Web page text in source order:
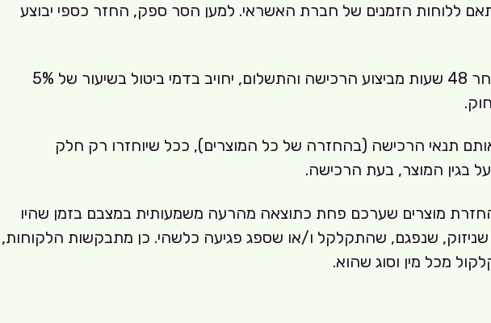
ללוחות הזמנים של חברת האשראי. למען הסר ספק, החזר כספי יבוצע
ביטול ההזמנה עד 48 שעות מביצוע הרכישה והתשלום, לא יחויב בדמי ביטול.ביטול ההזמנה לאחר 48 שעות מביצוע הרכישה והתשלום, יחויב בדמי ביטול בשיעור של 5%
3 ב- 100 ₪) ו/או בהטבות, יוחזרו על פי אותם תנאי הרכישה (בהחזרה של כל המוצרים), ככל שיוחזרו רק חלק
בגין המוצר, בעת הרכישה.
מוצרים שערכם פחת כתוצאה מהרעה משמעותית במצבם בזמן שהיו
שנפגם, שהתקלקל ו/או שספג פגיעה כלשהי. כן מתבקשות הלקוחות,
מכל מין וסוג שהוא.